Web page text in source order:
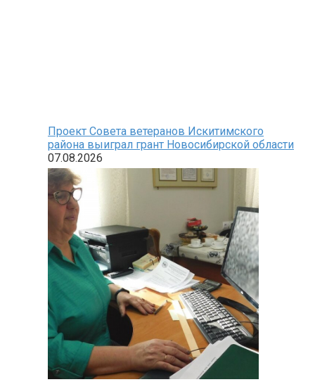
Проект Совета ветеранов Искитимского
района выиграл грант Новосибирской области
07.08.2026